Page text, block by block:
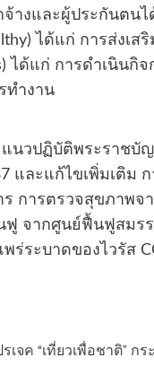
างและผู้ประกันตน
ได้แก่ การส่งเส
ได้แก่ การดำเนินกิ
ทำงาน
แนวปฏิบัติพระราช
ละแก้ไขเพิ่มเติม ก
การตรวจสุขภาพจ
ฟู จากศูนย์ฟื้นฟูสมร
ร่ระบาดของไวรัส
เจค “เที่ยวเพื่อชาติ” ก